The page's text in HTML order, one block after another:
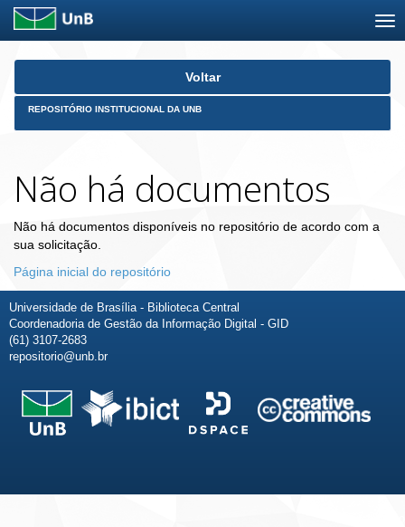
Skip
Voltar
REPOSITÓRIO INSTITUCIONAL DA UNB
Não há documentos
Não há documentos disponíveis no repositório de acordo com a
sua solicitação.
Página inicial do repositório
Universidade de Brasília - Biblioteca Central
Coordenadoria de Gestão da Informação Digital - GID
(61) 3107-2683
repositorio@unb.br